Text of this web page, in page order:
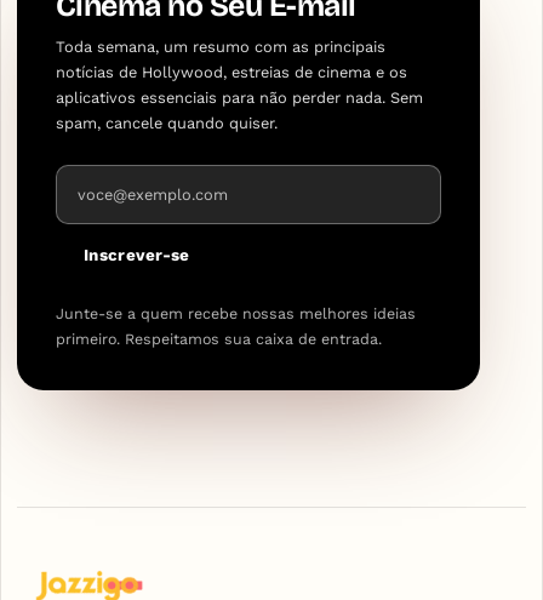
Toda semana, um resumo com as principais
notícias de Hollywood, estreias de cinema e os
aplicativos essenciais para não perder nada. Sem
spam, cancele quando quiser.
Endereço de e-mail
Inscrever-se
Junte-se a quem recebe nossas melhores ideias
primeiro. Respeitamos sua caixa de entrada.